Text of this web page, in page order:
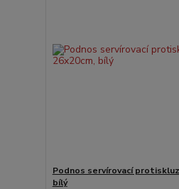
Podnos servírovací
bílý